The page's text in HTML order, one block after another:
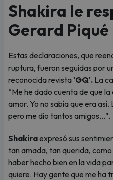
Shakira le
Gerard Piqué
Estas declaraciones, que
ruptura, fueron seguidas por
reconocida revista 'GQ'. La
“Me he dado cuenta de que
amor. Yo no sabía que era
pero me dio tantos amigos...".
Shakiraexpresó sus
tan amada, tan querida,
haber hecho bien en la vida
quiere. Hay gente que me ha